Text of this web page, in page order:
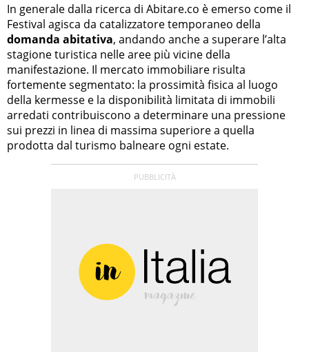
In generale dalla ricerca di Abitare.co è emerso come il
Festival agisca da catalizzatore temporaneo della
domanda abitativa, andando anche a superare l’alta
stagione turistica nelle aree più vicine della
manifestazione. Il mercato immobiliare risulta
fortemente segmentato: la prossimità fisica al luogo
della kermesse e la disponibilità limitata di immobili
arredati contribuiscono a determinare una pressione
sui prezzi in linea di massima superiore a quella
prodotta dal turismo balneare ogni estate.